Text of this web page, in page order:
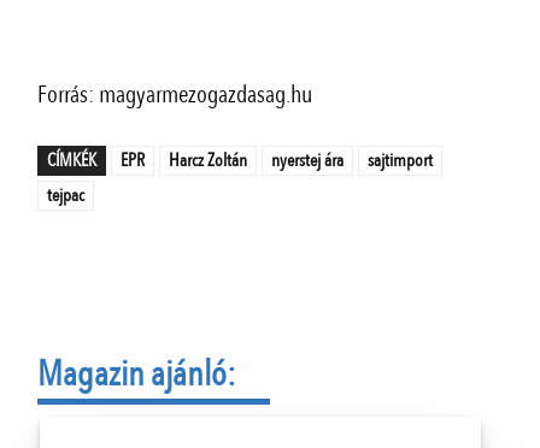
Forrás: magyarmezogazdasag.hu
CÍMKÉK EPR Harcz Zoltán nyerstej ára
sajtimport
tejpac
Magazin ajánló: